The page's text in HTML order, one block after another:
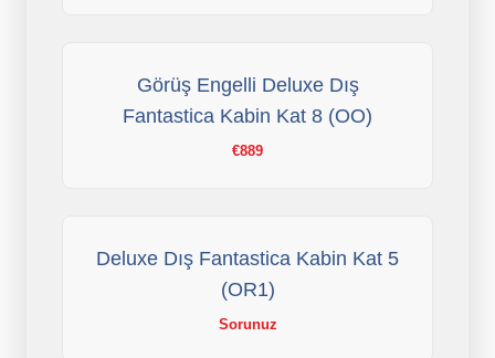
Görüş Engelli Deluxe Dış
Fantastica Kabin Kat 8 (OO)
€889
Deluxe Dış Fantastica Kabin Kat 5
(OR1)
Sorunuz